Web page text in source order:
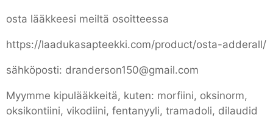
osta lääkkeesi meiltä osoitteessa
https://laadukasapteekki.com/product/osta-adderall/
sähköposti: dranderson150@gmail.com
Myymme kipulääkkeitä, kuten: morfiini, oksinorm,
oksikontiini, vikodiini, fentanyyli, tramadoli, dilaudid